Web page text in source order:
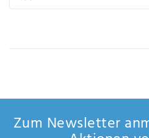
Zum Newsletter